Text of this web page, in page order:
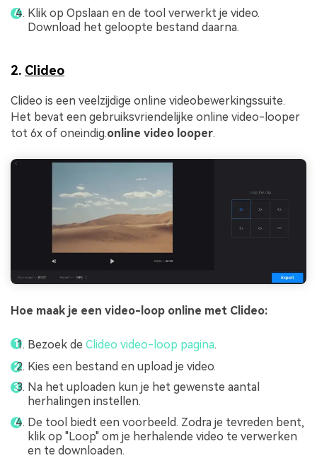
Klik op Opslaan en de tool verwerkt je video.
Download het geloopte bestand daarna.
2. Clideo
Clideo is een veelzijdige online videobewerkingssuite.
Het bevat een gebruiksvriendelijke online video-looper
tot 6x of oneindig.online video looper.
Hoe maak je een video-loop online met Clideo:
Bezoek de Clideo video-loop pagina.
Kies een bestand en upload je video.
Na het uploaden kun je het gewenste aantal
herhalingen instellen.
De tool biedt een voorbeeld. Zodra je tevreden bent,
klik op "Loop" om je herhalende video te verwerken
en te downloaden.